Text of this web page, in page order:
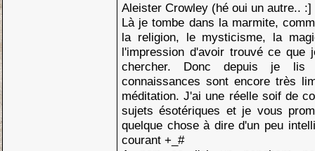
Aleister Crowley (hé oui un autre.. :]
Là je tombe dans la marmite,
la religion, le mysticisme, la
l'impression d'avoir trouvé ce que
chercher. Donc depuis je
connaissances sont encore très
méditation. J'ai une réelle soif de
sujets ésotériques et je vous
quelque chose à dire d'un peu
courant +_#